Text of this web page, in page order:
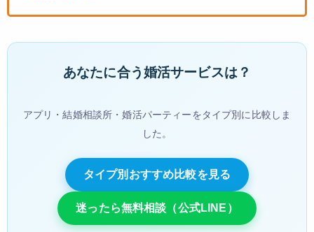
あなたに合う婚活サービスは？
アプリ・結婚相談所・婚活パーティーをタイプ別に比較しま
した。
タイプ別おすすめ比較を見る
迷ったら無料相談（公式LINE）